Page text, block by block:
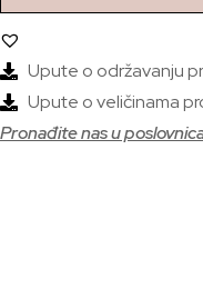
Upute o održavanju
Upute o veličinama
Pronađite nas u